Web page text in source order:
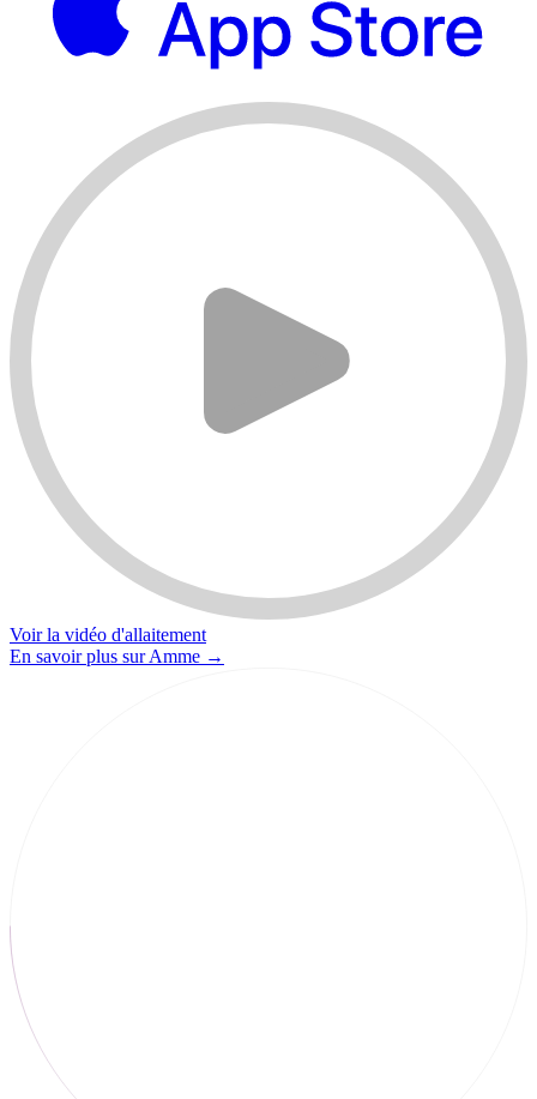
Voir la vidéo d'allaitement
En savoir plus sur Amme →